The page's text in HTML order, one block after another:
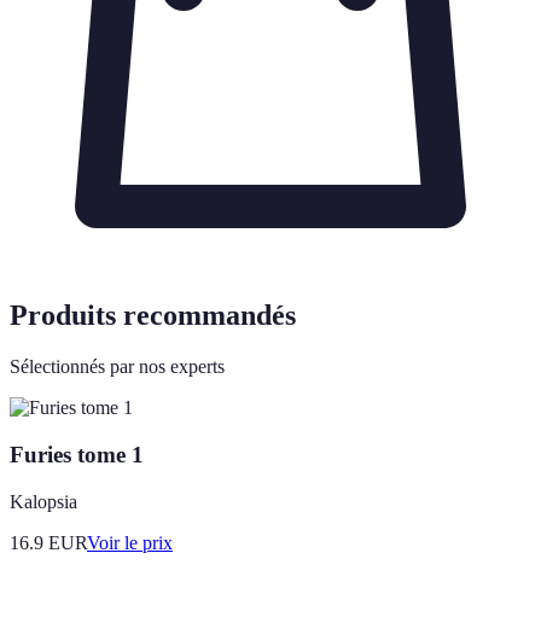
Produits recommandés
Sélectionnés par nos experts
Furies tome 1
Kalopsia
16.9 EURVoir le prix